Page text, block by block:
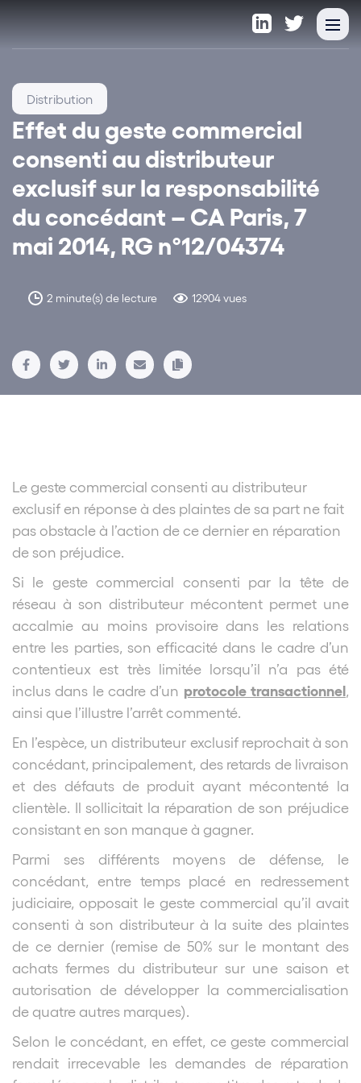
Effet du geste commercial
consenti au distributeur
exclusif sur la responsabilité
du concédant – CA Paris, 7
mai 2014, RG n°12/04374
2 minute(s) de lecture 12904 vues
Distribution
Le geste commercial consenti au distributeur
exclusif en réponse à des plaintes de sa part ne fait
pas obstacle à l’action de ce dernier en réparation
de son préjudice.
Si le geste commercial consenti par la tête de
réseau à son distributeur mécontent permet une
accalmie au moins provisoire dans les relations
entre les parties, son efficacité dans le cadre d’un
contentieux est très limitée lorsqu’il n’a pas été
inclus dans le cadre d’un protocole transactionnel
ainsi que l’illustre l’arrêt commenté.
En l’espèce, un distributeur exclusif reprochait à son
concédant, principalement, des retards de livraison
et des défauts de produit ayant mécontenté la
clientèle. Il sollicitait la réparation de son préjudice
consistant en son manque à gagner.
Parmi ses différents moyens de défense, le
concédant, entre temps placé en redressement
judiciaire, opposait le geste commercial qu’il avait
consenti à son distributeur à la suite des plaintes
de ce dernier (remise de 50% sur le montant des
achats fermes du distributeur sur une saison et
autorisation de développer la commercialisation
de quatre autres marques).
Selon le concédant, en effet, ce geste commercial
rendait irrecevable les demandes de réparation